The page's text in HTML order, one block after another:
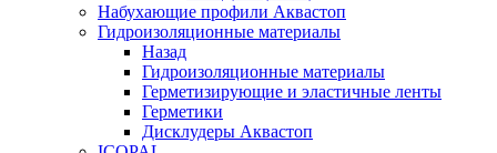
Набухающие профили Аквастоп
Гидроизоляционные материалы
Назад
Гидроизоляционные материалы
Герметизирующие и эластичные ленты
Герметики
Дисклудеры Аквастоп